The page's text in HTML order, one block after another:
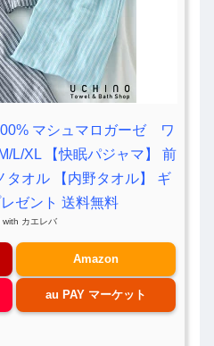
マシュマロガーゼ ワ
L/XL 【快眠パジャマ】 前
オル 【内野タオル】 ギ
ゼント 送料無料
with カエレバ
Amazon
au PAY マーケット